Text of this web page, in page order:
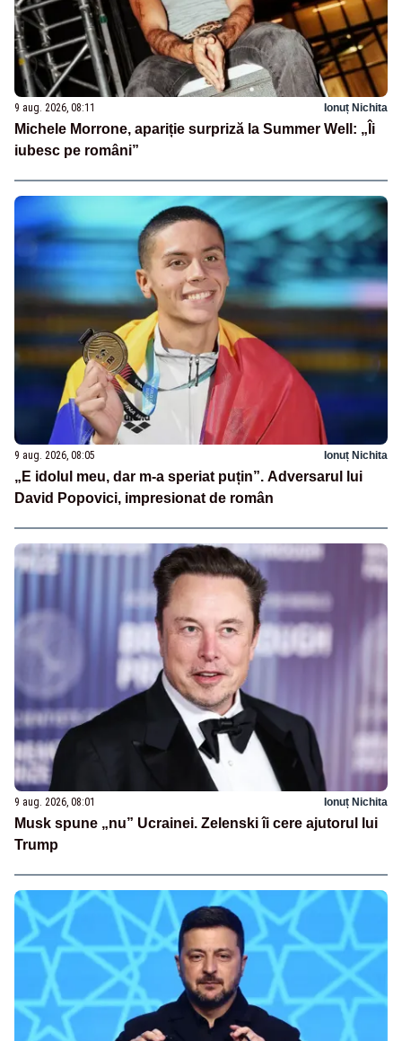
9 aug. 2026, 08:11 Ionuț Nichita
Michele Morrone, apariție surpriză la Summer Well: „Îi
iubesc pe români”
9 aug. 2026, 08:05 Ionuț Nichita
„E idolul meu, dar m-a speriat puțin”. Adversarul lui
David Popovici, impresionat de român
9 aug. 2026, 08:01 Ionuț Nichita
Musk spune „nu” Ucrainei. Zelenski îi cere ajutorul lui
Trump